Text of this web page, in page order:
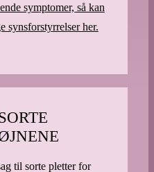
symptomer, så kan
synsforstyrrelser her.
til sorte pletter for